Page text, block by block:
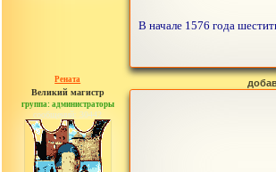
В начале 1576 года
Рената
Великий магистр
группа: администраторы
сообщений: 30442